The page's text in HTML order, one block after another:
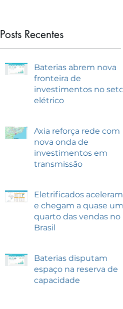
Posts Recentes
Baterias abrem nova
fronteira de
investimentos no setor
elétrico
Axia reforça rede com
nova onda de
investimentos em
transmissão
Eletrificados aceleram
e chegam a quase um
quarto das vendas no
Brasil
Baterias disputam
espaço na reserva de
capacidade